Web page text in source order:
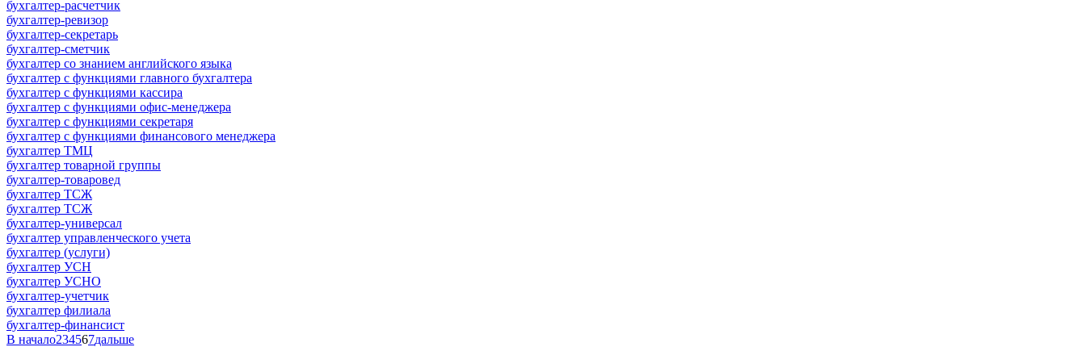
бухгалтер-расчетчик
бухгалтер-ревизор
бухгалтер-секретарь
бухгалтер-сметчик
бухгалтер со знанием английского языка
бухгалтер с функциями главного бухгалтера
бухгалтер с функциями кассира
бухгалтер с функциями офис-менеджера
бухгалтер с функциями секретаря
бухгалтер с функциями финансового менеджера
бухгалтер ТМЦ
бухгалтер товарной группы
бухгалтер-товаровед
бухгалтер ТСЖ
бухгалтер ТСЖ
бухгалтер-универсал
бухгалтер управленческого учета
бухгалтер (услуги)
бухгалтер УСН
бухгалтер УСНО
бухгалтер-учетчик
бухгалтер филиала
бухгалтер-финансист
В начало234567дальше